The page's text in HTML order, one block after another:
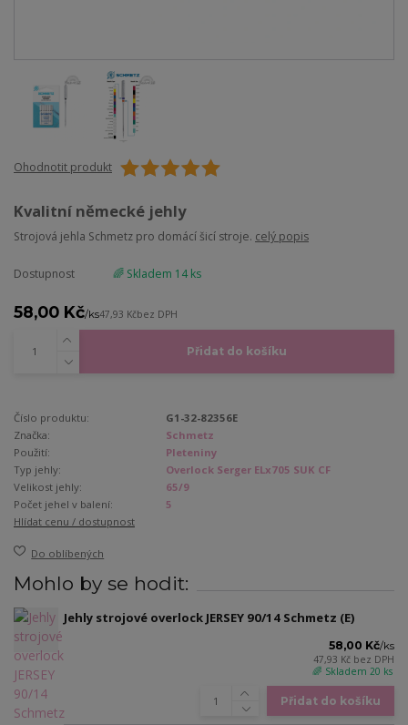
Ohodnotit produkt
Kvalitní německé jehly
Strojová jehla Schmetz pro domácí šicí stroje. celý popis
Dostupnost 🌈 Skladem 14 ks
58,00 Kč/ks47,93 Kčbez DPH
Přidat do košíku
Číslo produktu:
G1-32-82356E
Značka:
Schmetz
Použití:
Pleteniny
Typ jehly:
Overlock Serger ELx705 SUK CF
Velikost jehly:
65/9
Počet jehel v balení:
5
Hlídat cenu / dostupnost
Do oblíbených
Mohlo by se hodit:
Jehly strojové overlock JERSEY 90/14 Schmetz (E)
58,00 Kč/ks
47,93 Kč bez DPH
🌈 Skladem 20 ks
Přidat do košíku